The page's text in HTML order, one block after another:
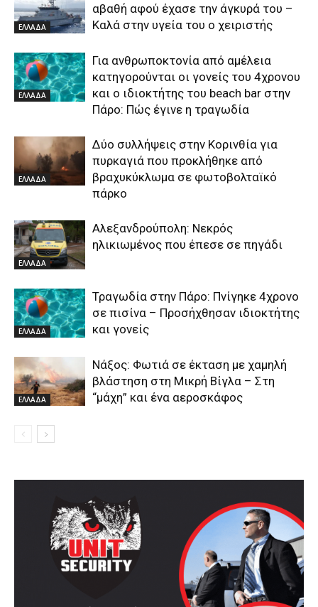
ΕΛΛΑΔΑ
αβαθή αφού έχασε την άγκυρά του –
Καλά στην υγεία του ο χειριστής
ΕΛΛΑΔΑ
Για ανθρωποκτονία από αμέλεια
κατηγορούνται οι γονείς του 4χρονου
και ο ιδιοκτήτης του beach bar στην
Πάρο: Πώς έγινε η τραγωδία
ΕΛΛΑΔΑ
Δύο συλλήψεις στην Κορινθία για
πυρκαγιά που προκλήθηκε από
βραχυκύκλωμα σε φωτοβολταϊκό
πάρκο
ΕΛΛΑΔΑ
Αλεξανδρούπολη: Νεκρός
ηλικιωμένος που έπεσε σε πηγάδι
ΕΛΛΑΔΑ
Τραγωδία στην Πάρο: Πνίγηκε 4χρονο
σε πισίνα – Προσήχθησαν ιδιοκτήτης
και γονείς
ΕΛΛΑΔΑ
Νάξος: Φωτιά σε έκταση με χαμηλή
βλάστηση στη Μικρή Βίγλα – Στη
“μάχη” και ένα αεροσκάφος